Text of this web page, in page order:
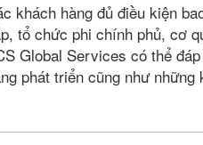
khách hàng đủ điều kiện
tổ chức phi chính phủ, cơ
Global Services có thể
phát triển cũng như